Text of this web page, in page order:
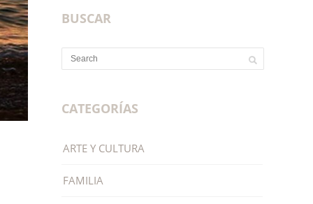
BUSCAR
CATEGORÍAS
ARTE Y CULTURA
FAMILIA